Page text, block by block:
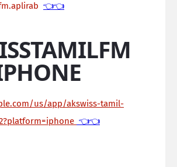
👈👈
us/app/akswiss-tamil-
👈👈